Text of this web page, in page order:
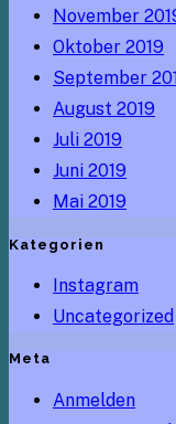
November
Oktober 2019
September
August 2019
Juli 2019
Juni 2019
Mai 2019
Kategorien
Instagram
Uncategorized
Meta
Anmelden